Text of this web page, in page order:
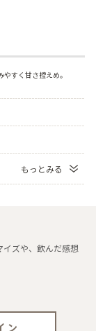
すく甘さ控えめ。
もっとみる
ズや、飲んだ感想